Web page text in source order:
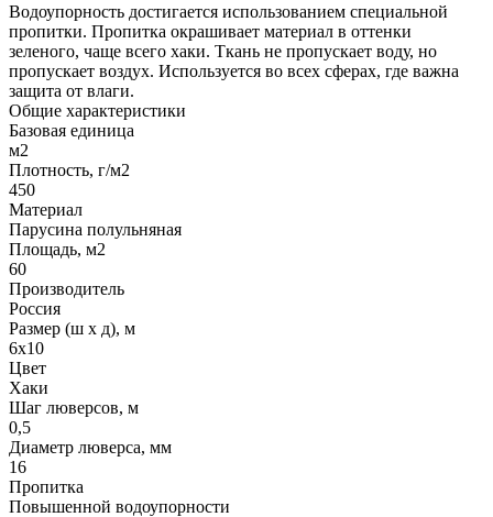
Водоупорность достигается использованием специальной
пропитки. Пропитка окрашивает материал в оттенки
зеленого, чаще всего хаки. Ткань не пропускает воду, но
пропускает воздух. Используется во всех сферах, где важна
защита от влаги.
Общие характеристики
Базовая единица
м2
Плотность, г/м2
450
Материал
Парусина полульняная
Площадь, м2
60
Производитель
Россия
Размер (ш х д), м
6х10
Цвет
Хаки
Шаг люверсов, м
0,5
Диаметр люверса, мм
16
Пропитка
Повышенной водоупорности